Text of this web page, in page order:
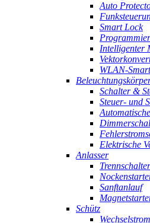
Auto
Smart Lock
Intelligenter
WLAN-
Schalter &
Steuer- und
Elektrische
Anlasser
Trennschalter
Sanftanlauf
Schütz